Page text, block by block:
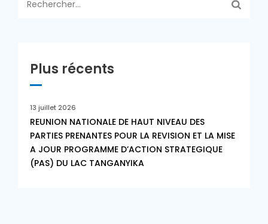
Plus récents
13 juillet 2026
REUNION NATIONALE DE HAUT NIVEAU DES
PARTIES PRENANTES POUR LA REVISION ET LA MISE
A JOUR PROGRAMME D’ACTION STRATEGIQUE
(PAS) DU LAC TANGANYIKA